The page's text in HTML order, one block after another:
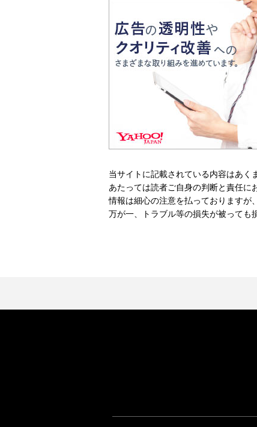
当サイトに記載されている内容はあく
あたっては読者ご自身の判断と責任に
情報は細心の注意を払っておりますが
万が一、トラブル等の損失が被っても